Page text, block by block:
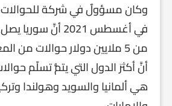
وكان مسؤولٌ في شركة
في أغسطس 2021 أنَّ
من 5 ملايين دولار حوالات من
أنَّ أكثرَ الدول التي يتمُّ تسلّم
هي ألمانيا والسويد وهولندا